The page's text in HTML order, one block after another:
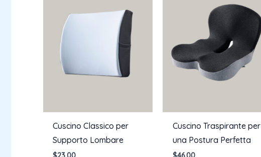
Cuscino Classico per
Supporto Lombare
Cuscino Traspirante per
una Postura Perfetta